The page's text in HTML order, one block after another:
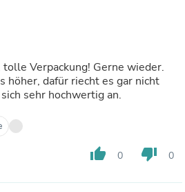
tolle Verpackung! Gerne wieder.
höher, dafür riecht es gar nicht
sehr hochwertig an.
thumb_up 0 thumb_down 0